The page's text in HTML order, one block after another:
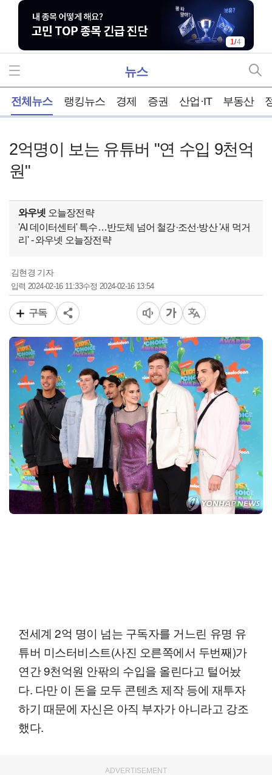
2/4
뉴스
전체뉴스 랭킹뉴스 경제 증권 산업·IT 부동산
2억명이 보는 유튜버 "연 수입 9천억
원"
와우넷 오늘장전략
'AI 데이터센터' 특수…반도체 넘어 철강·조선·방산 '새 먹거
리' - 와우넷 오늘장전략
김현경 기자
입력2024-02-16 11:33수정 2024-02-16 13:54
구독
전세계 2억 명이 넘는 구독자를 거느린 유명 유
튜버 미스터비스트(사진 오른쪽에서 두번째)가
연간 9천억원 안팎의 수입을 올린다고 털어놨
다. 다만 이 돈을 모두 콘텐츠 제작 등에 재투자
하기 때문에 자신은 아직 부자가 아니라고 강조
했다.
ADVERTISEMENT